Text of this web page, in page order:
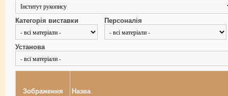
Категорія виставки Персоналія
Установа
Зображення Назва